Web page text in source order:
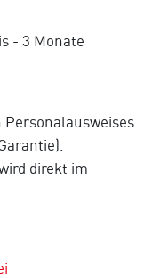
- 3 Monate
direkt im